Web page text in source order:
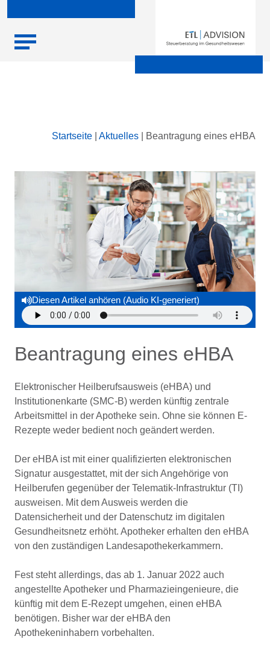
Startseite Aktuelles Beantragung eines eHBA
Diesen Artikel anhören (Audio KI-generiert)
Beantragung eines eHBA
Elektronischer Heilberufsausweis (eHBA) und
Institutionenkarte (SMC-B) werden künftig zentrale
Arbeitsmittel in der Apotheke sein. Ohne sie können E-
Rezepte weder bedient noch geändert werden.
Der eHBA ist mit einer qualifizierten elektronischen
Signatur ausgestattet, mit der sich Angehörige von
Heilberufen gegenüber der Telematik-Infrastruktur (TI)
ausweisen. Mit dem Ausweis werden die
Datensicherheit und der Datenschutz im digitalen
Gesundheitsnetz erhöht. Apotheker erhalten den eHBA
von den zuständigen Landesapothekerkammern.
Fest steht allerdings, das ab 1. Januar 2022 auch
angestellte Apotheker und Pharmazieingenieure, die
künftig mit dem E-Rezept umgehen, einen eHBA
benötigen. Bisher war der eHBA den
Apothekeninhabern vorbehalten.